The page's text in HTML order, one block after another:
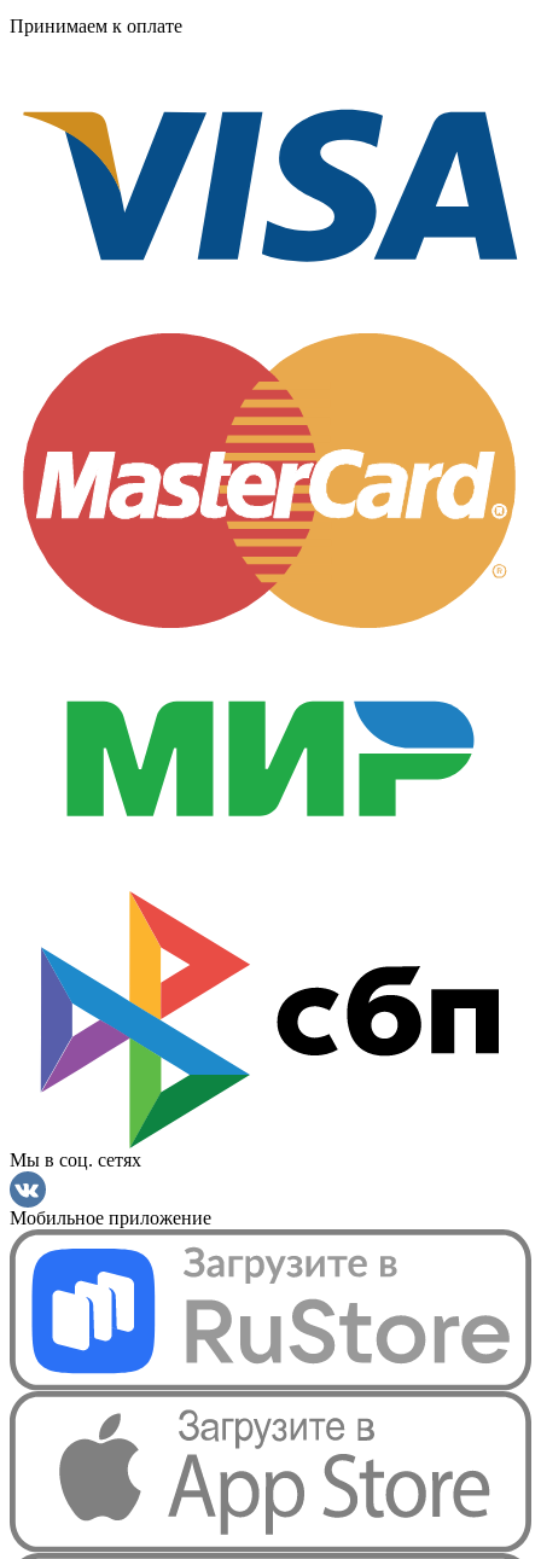
Принимаем к оплате
Мы в соц. сетях
Мобильное приложение